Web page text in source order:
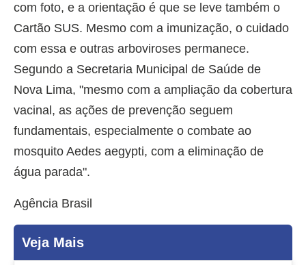
com foto, e a orientação é que se leve também o
Cartão SUS. Mesmo com a imunização, o cuidado
com essa e outras arboviroses permanece.
Segundo a Secretaria Municipal de Saúde de
Nova Lima, "mesmo com a ampliação da cobertura
vacinal, as ações de prevenção seguem
fundamentais, especialmente o combate ao
mosquito Aedes aegypti, com a eliminação de
água parada".
Agência Brasil
Veja Mais